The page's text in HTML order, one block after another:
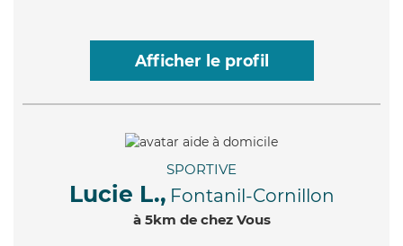
Afficher le profil
SPORTIVE
Lucie L., Fontanil-Cornillon
à 5km de chez Vous